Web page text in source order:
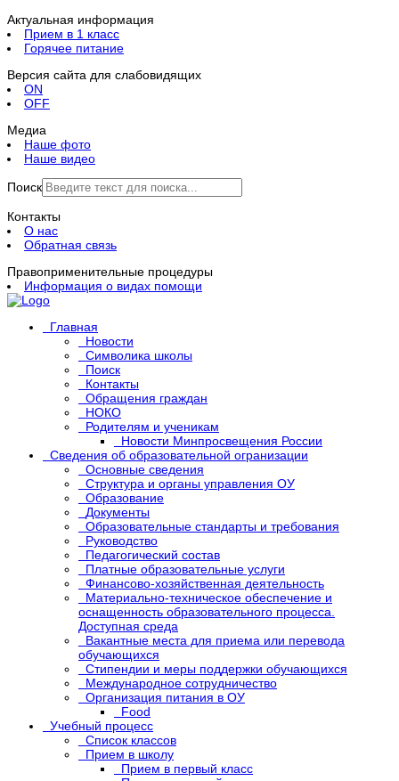
Актуальная информация
Прием в 1 класс
Горячее питание
Версия сайта для слабовидящих
ON
OFF
Медиа
Наше фото
Наше видео
Поиск
Контакты
О нас
Обратная связь
Правоприменительные процедуры
Информация о видах помощи
Главная
Новости
Символика школы
Поиск
Контакты
Обращения граждан
НОКО
Родителям и ученикам
Новости Минпросвещения России
Сведения об образовательной огранизации
Основные сведения
Структура и органы управления ОУ
Образование
Документы
Образовательные стандарты и требования
Руководство
Педагогический состав
Платные образовательные услуги
Финансово-хозяйственная деятельность
Материально-техническое обеспечение и
оснащенность образовательного процесса.
Доступная среда
Вакантные места для приема или перевода
обучающихся
Стипендии и меры поддержки обучающихся
Международное сотрудничество
Организация питания в ОУ
Food
Учебный процесс
Список классов
Прием в школу
Прием в первый класс